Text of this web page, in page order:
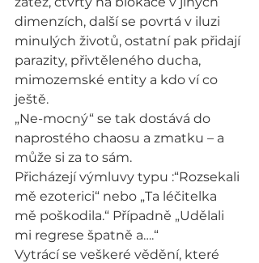
dimenzích, další se povrtá v iluzi
minulých životů, ostatní pak přidají
parazity, přivtěleného ducha,
mimozemské entity a kdo ví co
ještě.
„Ne-mocný“ se tak dostává do
naprostého chaosu a zmatku – a
může si za to sám.
Přicházejí výmluvy typu :“Rozsekali
mě ezoterici“ nebo „Ta léčitelka
mě poškodila.“ Případně „Udělali
mi regrese špatně a….“
Vytrácí se veškeré vědění, které